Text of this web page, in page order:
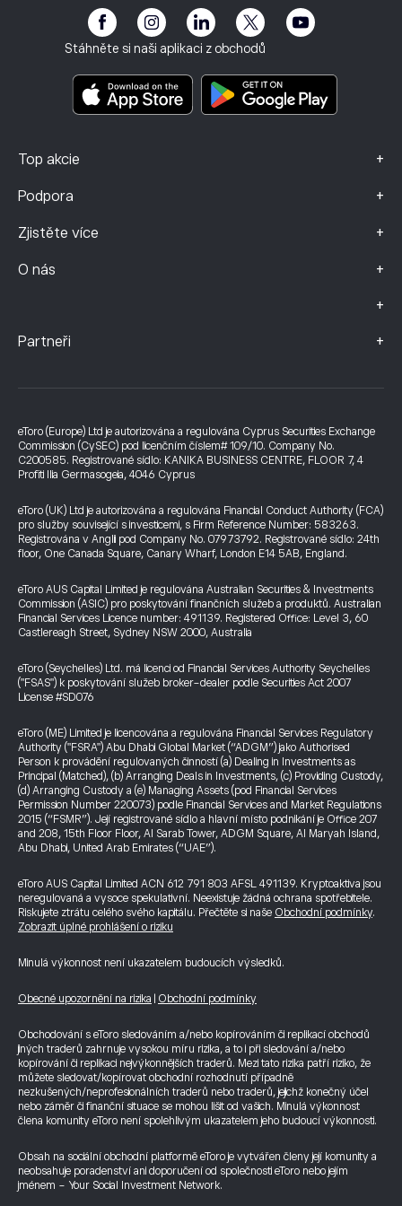
Stáhněte si naši aplikaci z obchodů
Top akcie +
Podpora +
Zjistěte více +
O nás +
+
Upozornění na rizika
Smluvní podmínky
Dokumenty s klíčovými informacemi
Údaje o stížnostech (klienti FCA)
Partneři +
Investiční pojištění
eToro (Europe) Ltd je autorizována a regulována Cyprus Securities Exchange
Commission (CySEC) pod licenčním číslem# 109/10. Company No.
C200585. Registrované sídlo: KANIKA BUSINESS CENTRE, FLOOR 7, 4
Profiti Ilia Germasogeia, 4046 Cyprus
eToro (UK) Ltd je autorizována a regulována Financial Conduct Authority (FCA)
pro služby související s investicemi, s Firm Reference Number: 583263.
Registrována v Anglii pod Company No. 07973792. Registrované sídlo: 24th
floor, One Canada Square, Canary Wharf, London E14 5AB, England.
eToro AUS Capital Limited je regulována Australian Securities & Investments
Commission (ASIC) pro poskytování finančních služeb a produktů. Australian
Financial Services Licence number: 491139. Registered Office: Level 3, 60
Castlereagh Street, Sydney NSW 2000, Australia
eToro (Seychelles) Ltd. má licenci od Financial Services Authority Seychelles
("FSAS") k poskytování služeb broker-dealer podle Securities Act 2007
License #SD076
eToro (ME) Limited je licencována a regulována Financial Services Regulatory
Authority ("FSRA") Abu Dhabi Global Market (“ADGM”) jako Authorised
Person k provádění regulovaných činností (a) Dealing in Investments as
Principal (Matched), (b) Arranging Deals in Investments, (c) Providing Custody,
(d) Arranging Custody a (e) Managing Assets (pod Financial Services
Permission Number 220073) podle Financial Services and Market Regulations
2015 (“FSMR”). Její registrované sídlo a hlavní místo podnikání je Office 207
and 208, 15th Floor Floor, Al Sarab Tower, ADGM Square, Al Maryah Island,
Abu Dhabi, United Arab Emirates (“UAE”).
eToro AUS Capital Limited ACN 612 791 803 AFSL 491139. Kryptoaktiva jsou
neregulovaná a vysoce spekulativní. Neexistuje žádná ochrana spotřebitele.
Riskujete ztrátu celého svého kapitálu. Přečtěte si naše Obchodní podmínky.
Zobrazit úplné prohlášení o riziku
Minulá výkonnost není ukazatelem budoucích výsledků.
Obecné upozornění na rizika Obchodní podmínky
Obchodování s eToro sledováním a/nebo kopírováním či replikací obchodů
jiných traderů zahrnuje vysokou míru rizika, a to i při sledování a/nebo
kopírování či replikaci nejvýkonnějších traderů. Mezi tato rizika patří riziko, že
můžete sledovat/kopírovat obchodní rozhodnutí případně
nezkušených/neprofesionálních traderů nebo traderů, jejichž konečný účel
nebo záměr či finanční situace se mohou lišit od vašich. Minulá výkonnost
člena komunity eToro není spolehlivým ukazatelem jeho budoucí výkonnosti.
Obsah na sociální obchodní platformě eToro je vytvářen členy její komunity a
neobsahuje poradenství ani doporučení od společnosti eToro nebo jejím
jménem - Your Social Investment Network.